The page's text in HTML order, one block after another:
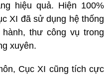
hiệu quả. Hiện 100%
XI đã sử dụng hệ thống
thư công vụ trong
xuyên.
Cục XI cũng tích cực